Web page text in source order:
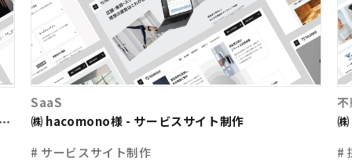
SaaS
㈱ hacomono様 - サービスサイト制作
# サービスサイト制作
#